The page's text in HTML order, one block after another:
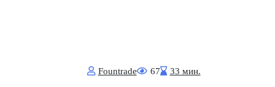
Fоuntrade 67 33 мин.